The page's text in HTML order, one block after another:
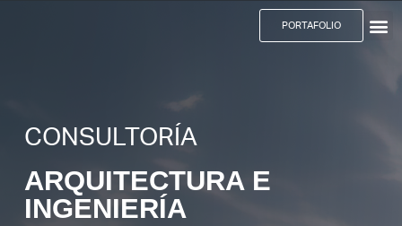
PORTAFOLIO
CONSULTORÍA
ARQUITECTURA E
INGENIERÍA